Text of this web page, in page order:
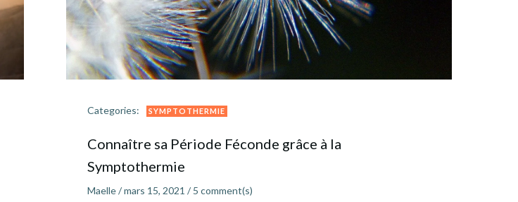
Categories: SYMPTOTHERMIE
Connaître sa Période Féconde grâce à la
Symptothermie
Maelle/mars 15, 2021 / 5 comment(s)